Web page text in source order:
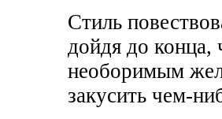
Стиль
дойдя до конца,
необоримым
закусить чем-